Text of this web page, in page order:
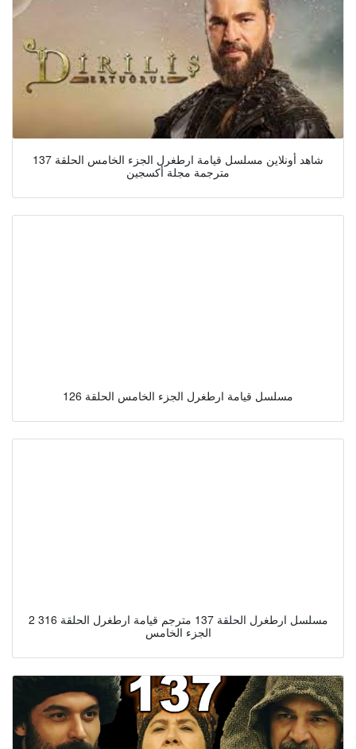
شاهد أونلاين مسلسل قيامة ارطغرل الجزء الخامس الحلقة 137
مترجمة مجلة أكسجين
مسلسل قيامة ارطغرل الجزء الخامس الحلقة 126
2 3مسلسل ارطغرل الحلقة 137 مترجم قيامة ارطغرل الحلقة 16
الجزء الخامس